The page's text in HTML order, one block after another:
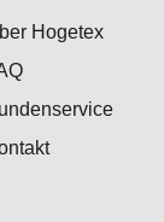
Hogetex